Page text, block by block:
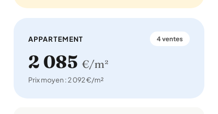
APPARTEMENT 4 ventes
2 085 €/m²
Prix moyen : 2 092 €/m²